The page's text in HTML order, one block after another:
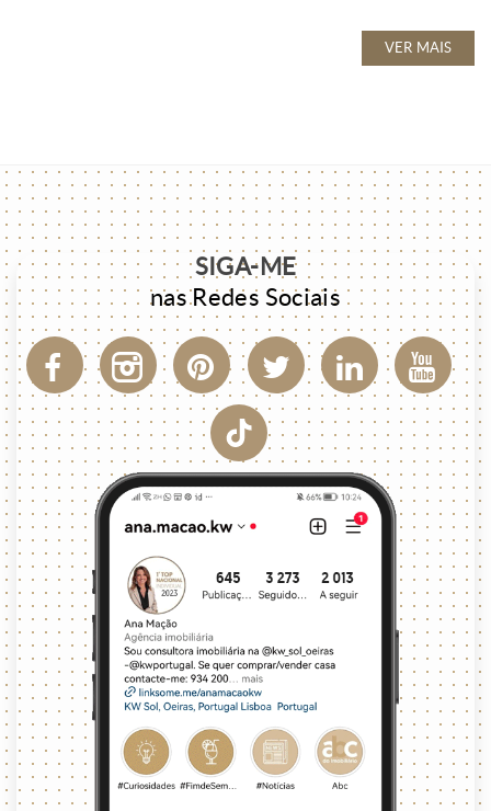
VER MAIS
SIGA-ME
nas Redes Sociais